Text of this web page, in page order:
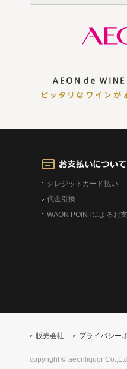
クレジットカード払い
代金引換
WAON POINTによるお
販売会社 プライバシー
copyright © aeonliquor